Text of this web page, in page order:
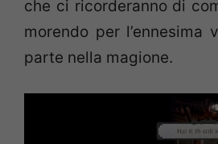
che ci ricorderanno di
morendo per l’ennesima
parte nella magione.